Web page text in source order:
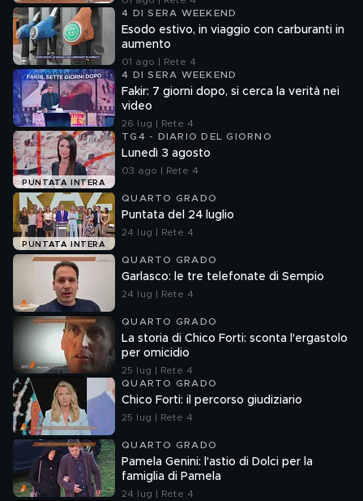
4 DI SERA WEEKEND
Esodo estivo, in viaggio con carburanti in
aumento
01 ago | Rete 4
4 DI SERA WEEKEND
Fakir: 7 giorni dopo, si cerca la verità nei
video
26 lug | Rete 4
PUNTATA INTERA
TG4 - DIARIO DEL GIORNO
Lunedì 3 agosto
03 ago | Rete 4
PUNTATA INTERA
QUARTO GRADO
Puntata del 24 luglio
24 lug | Rete 4
QUARTO GRADO
Garlasco: le tre telefonate di Sempio
24 lug | Rete 4
QUARTO GRADO
La storia di Chico Forti: sconta l'ergastolo
per omicidio
25 lug | Rete 4
QUARTO GRADO
Chico Forti: il percorso giudiziario
25 lug | Rete 4
QUARTO GRADO
Pamela Genini: l'astio di Dolci per la
famiglia di Pamela
24 lug | Rete 4